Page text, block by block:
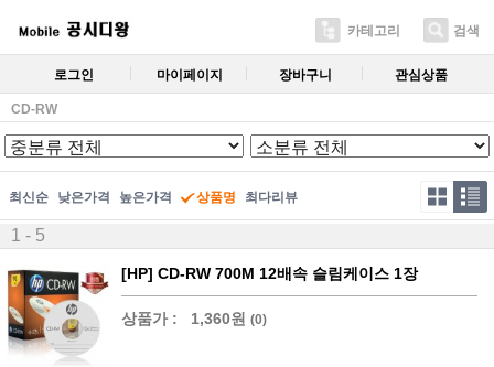
카테고리 검색
로그인 마이페이지 장바구니 관심상품
CD-RW
최신순 낮은가격 높은가격 상품명 최다리뷰
1 - 5
[HP] CD-RW 700M 12배속 슬림케이스 1장
상품가 : 1,360원 (0)